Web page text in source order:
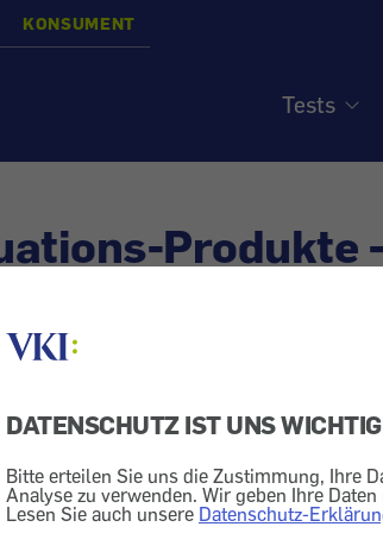
DATENSCHUTZ IST UNS
Bitte erteilen Sie uns die Zustimmung, Ihre
Analyse zu verwenden. Wir geben Ihre
Lesen Sie auch unsere Datenschutz-
KONSUMENT
Tests
Produkte
Hygiene
oder Tampons benutzt, ist eine
etwa gleich gut ab.